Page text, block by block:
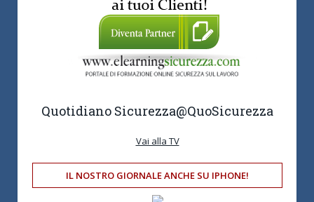
Quotidiano Sicurezza@QuoSicurezza
Vai alla TV
IL NOSTRO GIORNALE ANCHE SU IPHONE!